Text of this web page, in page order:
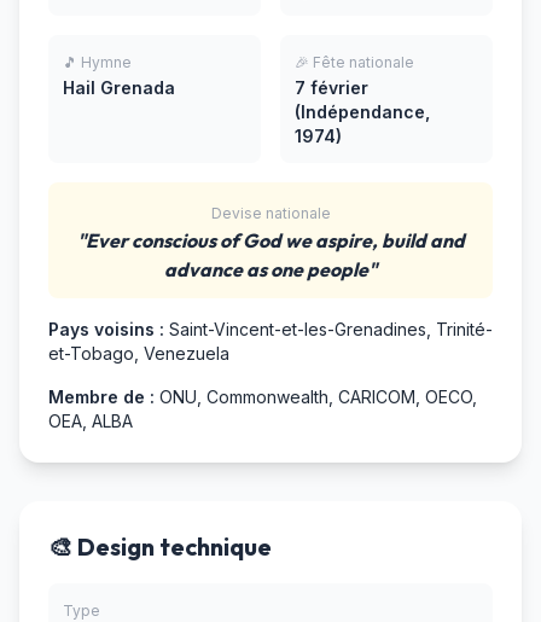
🎵 Hymne
Hail Grenada
🎉 Fête nationale
7 février
(Indépendance,
1974)
Devise nationale
"Ever conscious of God we aspire, build and
advance as one people"
Pays voisins : Saint-Vincent-et-les-Grenadines, Trinité-
et-Tobago, Venezuela
Membre de : ONU, Commonwealth, CARICOM, OECO,
OEA, ALBA
🎨 Design technique
Type